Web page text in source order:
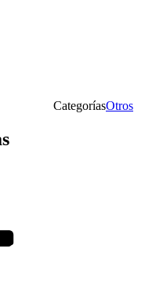
CategoríasOtros